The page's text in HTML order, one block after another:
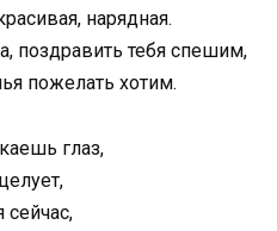
нарядная.
поздравить тебя спешим,
пожелать хотим.
глаз,